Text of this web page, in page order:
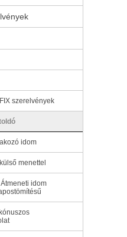
szerelvények
idom
menettel
idom